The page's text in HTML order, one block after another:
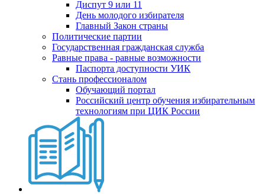
Диспут 9 или 11
День молодого избирателя
Главный Закон страны
Политические партии
Государственная гражданская служба
Равные права - равные возможности
Паспорта доступности УИК
Стань профессионалом
Обучающий портал
Российский центр обучения избирательным
технологиям при ЦИК России